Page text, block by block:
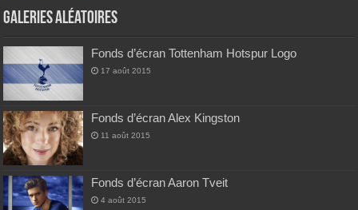
Galeries Aléatoires
Fonds d’écran Tottenham Hotspur Logo
17 août 2015
Fonds d’écran Alex Kingston
11 août 2015
Fonds d’écran Aaron Tveit
4 août 2015